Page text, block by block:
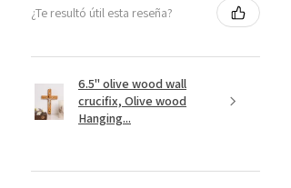
¿Te resultó útil esta reseña?
6.5" olive wood wall
crucifix, Olive wood
Hanging...